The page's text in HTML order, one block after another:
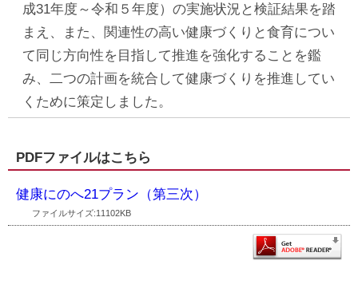
成31年度～令和５年度）の実施状況と検証結果を踏
まえ、また、関連性の高い健康づくりと食育につい
て同じ方向性を目指して推進を強化することを鑑
み、二つの計画を統合して健康づくりを推進してい
くために策定しました。
PDFファイルはこちら
健康にのへ21プラン（第三次）
ファイルサイズ:11102KB